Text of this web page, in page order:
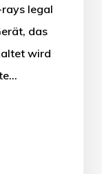
rays legal
das
wird